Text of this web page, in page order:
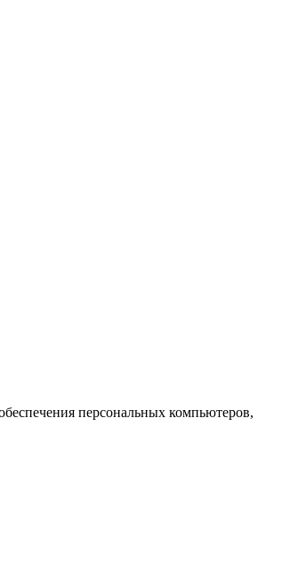
персональных компьютеров,